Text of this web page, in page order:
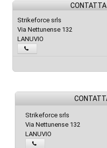
CONTATTA
Strikeforce srls
Via Nettunense 132
LANUVIO
Strikeforce srls
Via Nettunense 132
LANUVIO